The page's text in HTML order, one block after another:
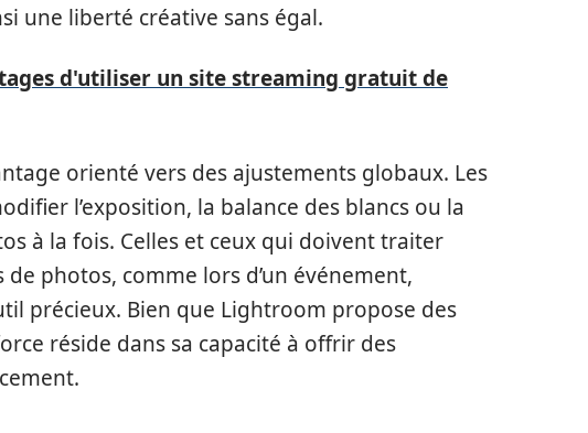
une liberté créative sans égal.
d'utiliser un site streaming gratuit de
orienté vers des ajustements globaux. Les
l’exposition, la balance des blancs ou la
à la fois. Celles et ceux qui doivent traiter
photos, comme lors d’un événement,
précieux. Bien que Lightroom propose des
réside dans sa capacité à offrir des